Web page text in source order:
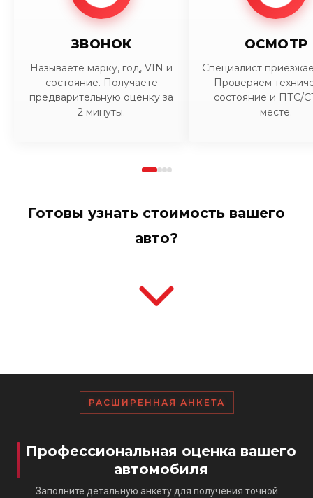
ЗВОНОК
Называете марку, год, VIN и
состояние. Получаете
предварительную оценку за
2 минуты.
ОСМОТР
Специалист
Проверяем
состояние и ПТС/
месте.
Готовы узнать стоимость вашего
авто?
РАСШИРЕННАЯ АНКЕТА
Профессиональная оценка вашего
автомобиля
Заполните детальную анкету для получения точной